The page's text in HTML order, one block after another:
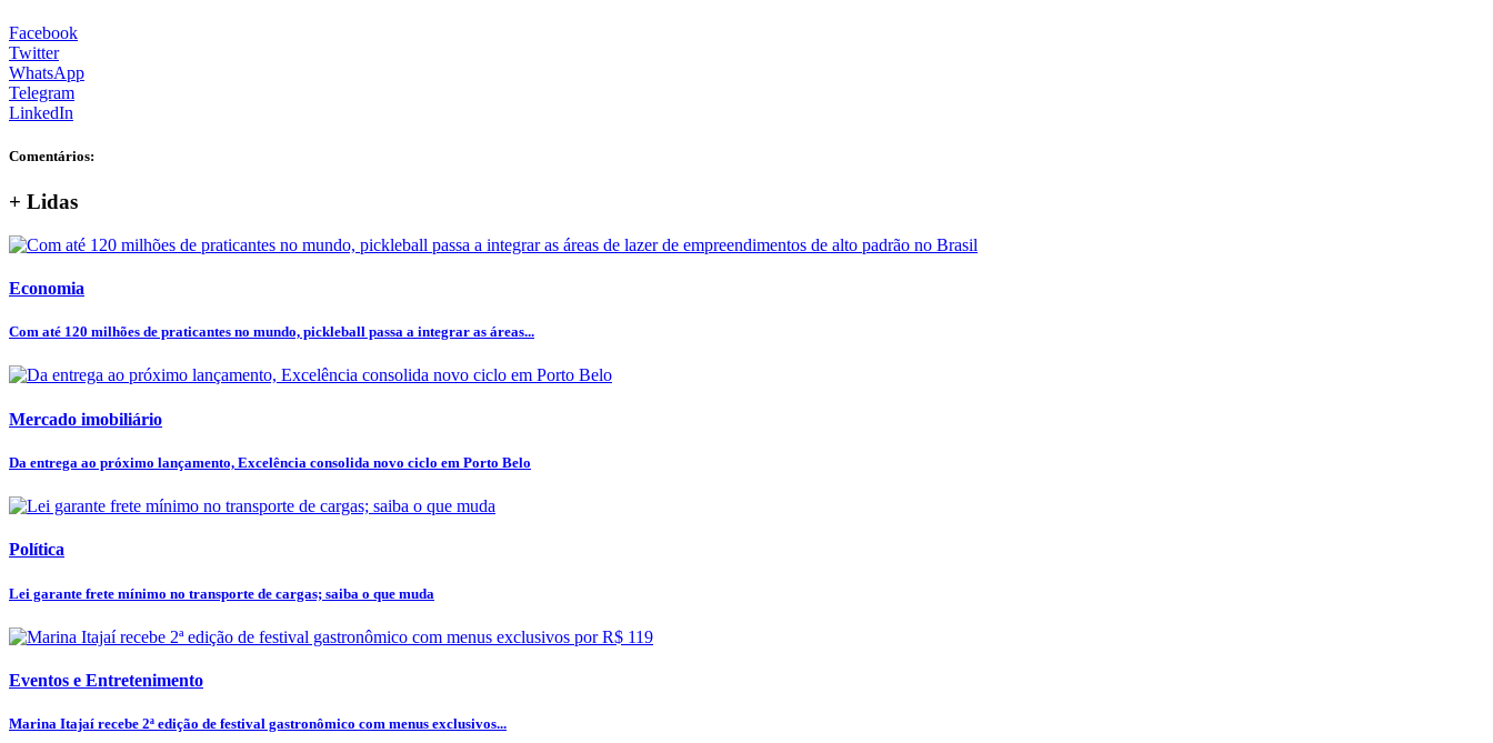
Facebook
Twitter
WhatsApp
Telegram
LinkedIn
Comentários:
+ Lidas
Economia
Com até 120 milhões de praticantes no mundo, pickleball passa a integrar as áreas...
Mercado imobiliário
Da entrega ao próximo lançamento, Excelência consolida novo ciclo em Porto Belo
Política
Lei garante frete mínimo no transporte de cargas; saiba o que muda
Eventos e Entretenimento
Marina Itajaí recebe 2ª edição de festival gastronômico com menus exclusivos...